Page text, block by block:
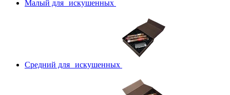
Малый для искушенных
Средний для искушенных